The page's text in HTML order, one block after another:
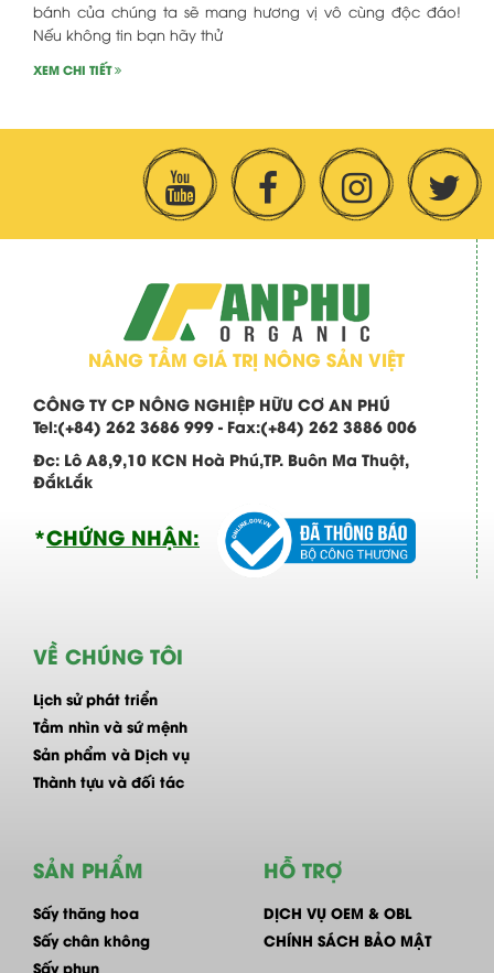
bánh của chúng ta sẽ mang hương vị vô cùng độc đáo!
Nếu không tin bạn hãy thử
XEM CHI TIẾT
NÂNG TẦM GIÁ TRỊ NÔNG SẢN VIỆT
CÔNG TY CP NÔNG NGHIỆP HỮU CƠ AN PHÚ
Tel:(+84) 262 3686 999 - Fax:(+84) 262 3886 006
Đc: Lô A8,9,10 KCN Hoà Phú,TP. Buôn Ma Thuột,
ĐắkLắk
*CHỨNG NHẬN:
VỀ CHÚNG TÔI
Lịch sử phát triển
Tầm nhìn và sứ mệnh
Sản phẩm và Dịch vụ
Thành tựu và đối tác
SẢN PHẨM
Sấy thăng hoa
Sấy chân không
Sấy phun
HỖ TRỢ
DỊCH VỤ OEM & OBL
CHÍNH SÁCH BẢO MẬT